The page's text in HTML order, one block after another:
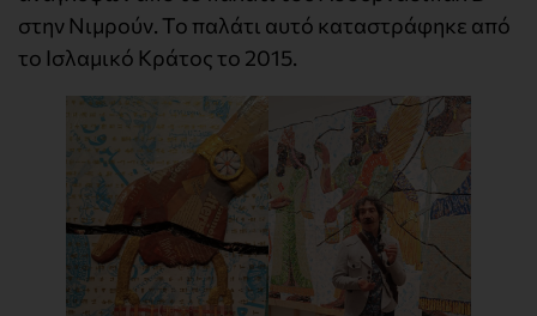
στην Νιμρούν. Το παλάτι αυτό καταστράφηκε από
το Ισλαμικό Κράτος το 2015.